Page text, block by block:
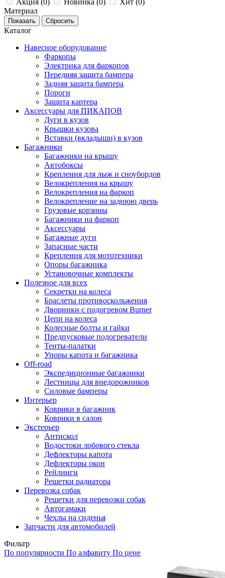
Материал
Каталог
Навесное оборудование
Фаркопы
Электрика для фаркопов
Передняя защита бампера
Задняя защита бампера
Пороги
Защита картера
Аксессуары для ПИКАПОВ
Дуги в кузов
Крышки кузова
Вставки (вкладыши) в кузов
Багажники
Багажники на крышу
Автобоксы
Крепления для лыж и сноубордов
Велокрепления на крышу
Велокрепления на фаркоп
Велокрепление на заднюю дверь
Грузовые корзины
Багажники на фаркоп
Аксессуары
Багажные дуги
Запасные части
Крепления для мототехники
Опоры багажника
Установочные комплекты
Полезное для всех
Секретки на колеса
Браслеты противоскольжения
Дворники с подогревом Burner
Цепи на колеса
Колесные болты и гайки
Предпусковые подогреватели
Тенты-палатки
Упоры капота и багажника
Off-road
Экспедиционные багажники
Лестницы для внедорожников
Силовые бамперы
Интерьер
Коврики в багажник
Коврики в салон
Экстерьер
Антискол
Водостоки лобового стекла
Дефлекторы капота
Дефлекторы окон
Рейлинги
Решетки радиатора
Перевозка собак
Решетки для перевозки собак
Автогамаки
Чехлы на сиденья
Запчасти для автомобилей
Фильтр
По популярности По алфавиту По цене